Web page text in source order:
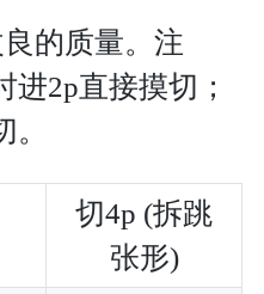
的质量。注
2p直接摸切；
切4p (拆跳
张形)